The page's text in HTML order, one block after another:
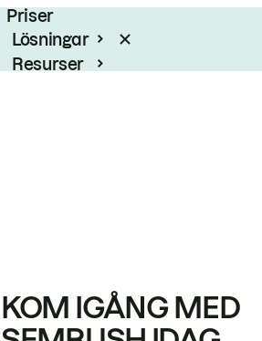
Priser
Lösningar
Resurser
KOM IGÅNG MED